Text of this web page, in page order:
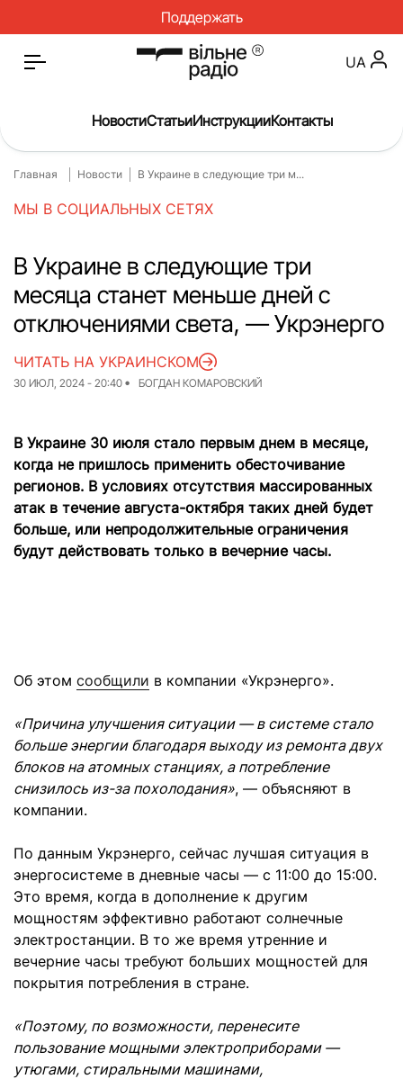
Поддержать
Главная
Новости
О нас
Инструкции
Спорт
Интервью
Досье
Репортаж
Блог
Проекты
Команда
Авторы
Редакционная
политика
UA
НовостиСтатьиИнструкцииКонтакты
Главная Новости В Украине в следующие три м...
МЫ В СОЦИАЛЬНЫХ СЕТЯХ
В Украине в следующие три
месяца станет меньше дней с
отключениями света, — Укрэнерго
30 ИЮЛ, 2024 - 20:40 БОГДАН КОМАРОВСКИЙ
ЧИТАТЬ НА УКРАИНСКОМ
В Украине 30 июля стало первым днем в месяце,
когда не пришлось применить обесточивание
регионов. В условиях отсутствия массированных
атак в течение августа-октября таких дней будет
больше, или непродолжительные ограничения
будут действовать только в вечерние часы.
Об этом сообщили в компании «Укрэнерго».
«Причина улучшения ситуации — в системе стало
больше энергии благодаря выходу из ремонта двух
блоков на атомных станциях, а потребление
снизилось из-за похолодания», — объясняют в
компании.
По данным Укрэнерго, сейчас лучшая ситуация в
энергосистеме в дневные часы — с 11:00 до 15:00.
Это время, когда в дополнение к другим
мощностям эффективно работают солнечные
электростанции. В то же время утренние и
вечерние часы требуют больших мощностей для
покрытия потребления в стране.
«Поэтому, по возможности, перенесите
пользование мощными электроприборами —
утюгами, стиральными машинами,